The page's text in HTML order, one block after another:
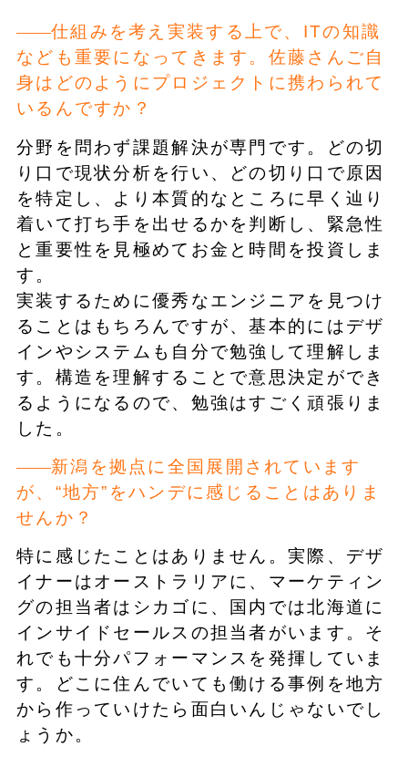
仕組みを考え実装する上で、ITの知識
なども重要になってきます。佐藤さんご自
身はどのようにプロジェクトに携わられて
いるんですか？
分野を問わず課題解決が専門です。どの切
り口で現状分析を行い、どの切り口で原因
を特定し、より本質的なところに早く辿り
着いて打ち手を出せるかを判断し、緊急性
と重要性を見極めてお金と時間を投資しま
す。
実装するために優秀なエンジニアを見つけ
ることはもちろんですが、基本的にはデザ
インやシステムも自分で勉強して理解しま
す。構造を理解することで意思決定ができ
るようになるので、勉強はすごく頑張りま
した。
新潟を拠点に全国展開されています
が、“地方”をハンデに感じることはありま
せんか？
特に感じたことはありません。実際、デザ
イナーはオーストラリアに、マーケティン
グの担当者はシカゴに、国内では北海道に
インサイドセールスの担当者がいます。そ
れでも十分パフォーマンスを発揮していま
す。どこに住んでいても働ける事例を地方
から作っていけたら面白いんじゃないでし
ょうか。